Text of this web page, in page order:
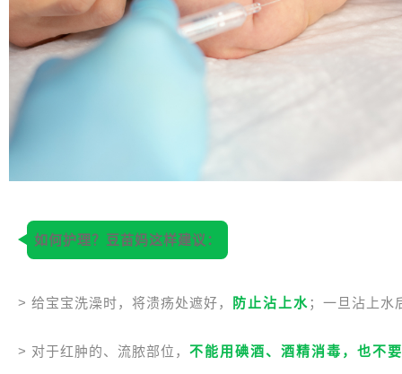
如何护理？豆苗妈这样建议：
> 给宝宝洗澡时，将溃疡处遮好， 防止沾上水；一旦沾上水
> 对于红肿的、流脓部位， 不能用碘酒、酒精消毒，也不